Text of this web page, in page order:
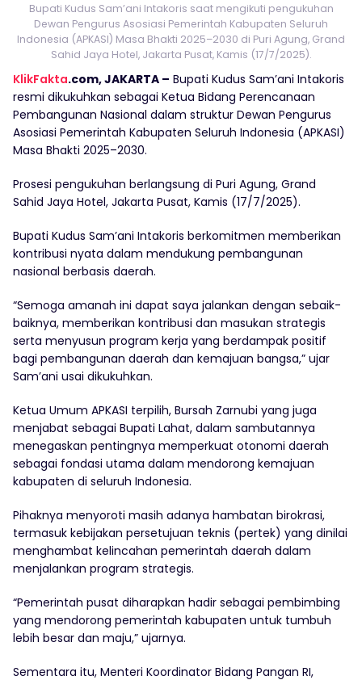
Bupati Kudus Sam’ani Intakoris saat mengikuti pengukuhan
Dewan Pengurus Asosiasi Pemerintah Kabupaten Seluruh
Indonesia (APKASI) Masa Bhakti 2025–2030 di Puri Agung, Grand
Sahid Jaya Hotel, Jakarta Pusat, Kamis (17/7/2025).
KlikFakta.com,JAKARTA – Bupati Kudus Sam’ani Intakoris
resmi dikukuhkan sebagai Ketua Bidang Perencanaan
Pembangunan Nasional dalam struktur Dewan Pengurus
Asosiasi Pemerintah Kabupaten Seluruh Indonesia (APKASI)
Masa Bhakti 2025–2030.
Prosesi pengukuhan berlangsung di Puri Agung, Grand
Sahid Jaya Hotel, Jakarta Pusat, Kamis (17/7/2025).
Bupati Kudus Sam’ani Intakoris berkomitmen memberikan
kontribusi nyata dalam mendukung pembangunan
nasional berbasis daerah.
“Semoga amanah ini dapat saya jalankan dengan sebaik-
baiknya, memberikan kontribusi dan masukan strategis
serta menyusun program kerja yang berdampak positif
bagi pembangunan daerah dan kemajuan bangsa,” ujar
Sam’ani usai dikukuhkan.
Ketua Umum APKASI terpilih, Bursah Zarnubi yang juga
menjabat sebagai Bupati Lahat, dalam sambutannya
menegaskan pentingnya memperkuat otonomi daerah
sebagai fondasi utama dalam mendorong kemajuan
kabupaten di seluruh Indonesia.
Pihaknya menyoroti masih adanya hambatan birokrasi,
termasuk kebijakan persetujuan teknis (pertek) yang dinilai
menghambat kelincahan pemerintah daerah dalam
menjalankan program strategis.
“Pemerintah pusat diharapkan hadir sebagai pembimbing
yang mendorong pemerintah kabupaten untuk tumbuh
lebih besar dan maju,” ujarnya.
Sementara itu, Menteri Koordinator Bidang Pangan RI,